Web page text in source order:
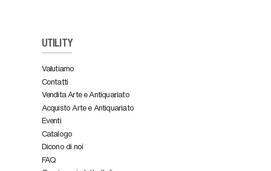
UTILITY
Valutiamo
Contatti
Vendita Arte e Antiquariato
Acquisto Arte e Antiquariato
Eventi
Catalogo
Dicono di noi
FAQ